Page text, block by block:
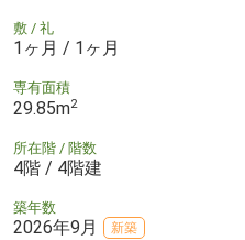
敷 / 礼
1ヶ月 / 1ヶ月
専有面積
29.85m2
所在階 / 階数
4階 / 4階建
築年数
2026年9月 新築